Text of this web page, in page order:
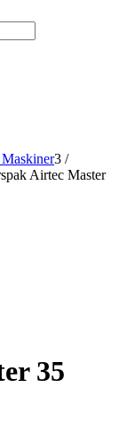
3 /
Airtec Master
35